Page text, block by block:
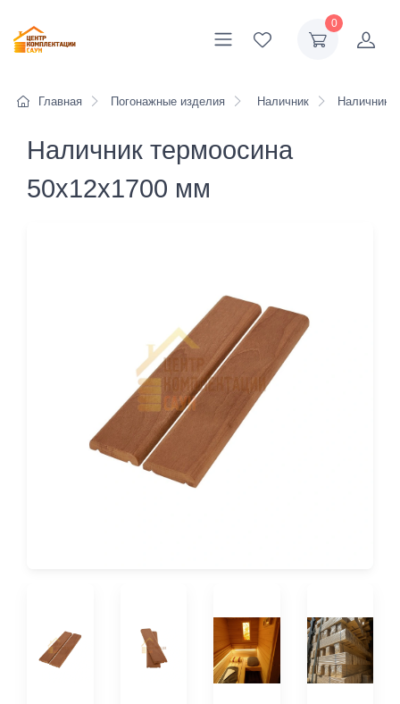
0
Главная Погонажные изделия Наличник Наличник
Наличник термоосина
50х12х1700 мм